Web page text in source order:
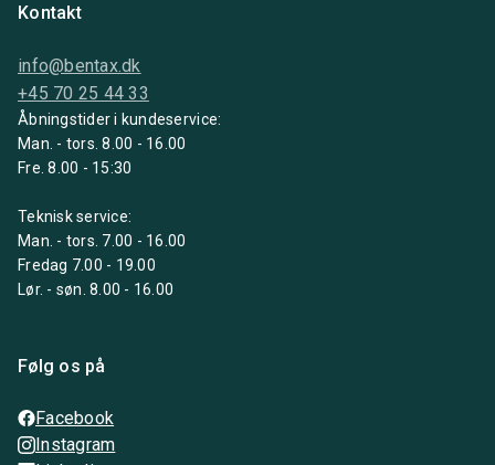
Kontakt
info@bentax.dk
+45 70 25 44 33
Åbningstider i kundeservice:
Man. - tors. 8.00 - 16.00
Fre. 8.00 - 15:30
Teknisk service:
Man. - tors. 7.00 - 16.00
Fredag 7.00 - 19.00
Lør. - søn. 8.00 - 16.00
Følg os på
Facebook
Instagram